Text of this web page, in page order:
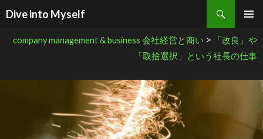
Dive into Myself
検索
company management & business 会社経営と商い >
「改良」や
「取捨選択」という社長の仕事